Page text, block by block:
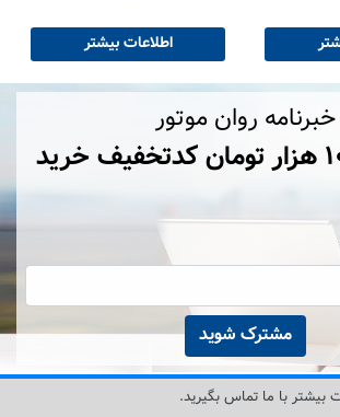
اطلاعات بیشتر
روان موتور
همین حالا ۱۰ هزار تومان کد‌تخفیف خرید
مشترک شوید
بیشتر با ما تماس بگیرید.